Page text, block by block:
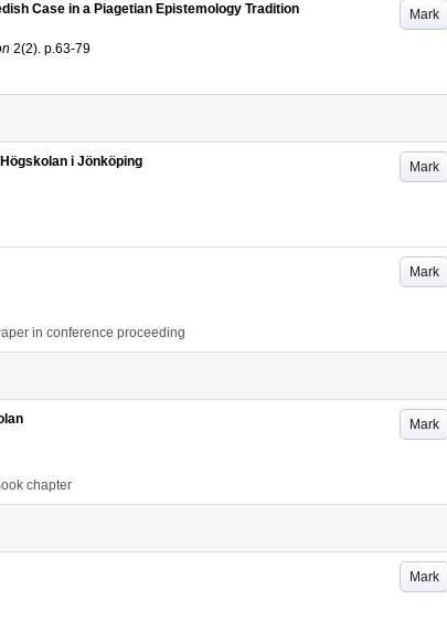
Mark
Case in a Piagetian Epistemology Tradition
2(2). p.63-79
Mark
i Jönköping
Mark
in conference proceeding
Mark
chapter
Mark